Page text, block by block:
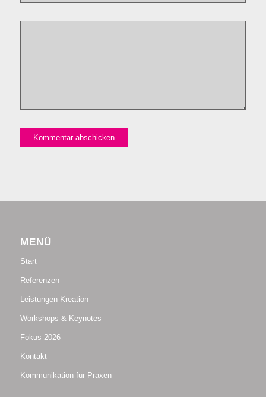
MENÜ
Start
Referenzen
Leistungen Kreation
Workshops & Keynotes
Fokus 2026
Kontakt
Kommunikation für Praxen